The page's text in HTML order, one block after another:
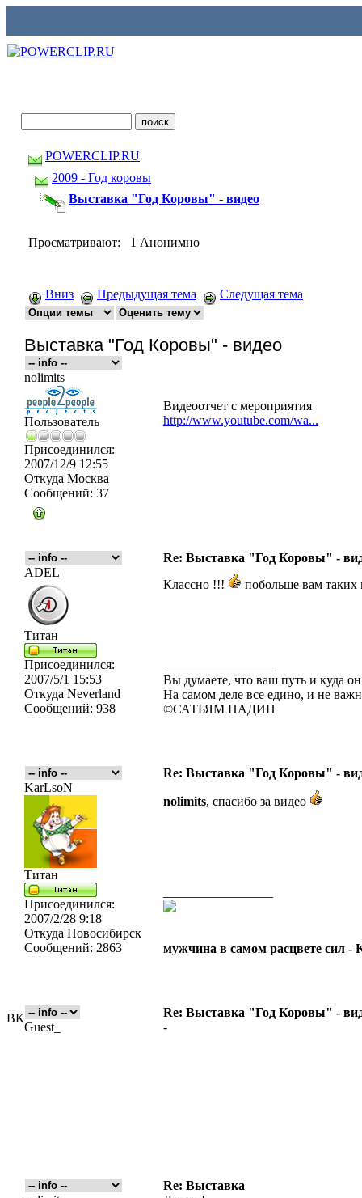
ВК
POWERCLIP.RU
2009 - Год коровы
Выставка "Год Коровы" - видео
Просматривают: 1 Анонимно
Вниз Предыдущая тема Следущая тема
Выставка "Год Коровы" - видео
nolimits
Пользователь
Присоединился:
2007/12/9 12:55
Откуда Москва
Сообщений: 37
Видеоотчет с мероприятия
http://www.youtube.com/wa...
Re: Выставка "Год Коровы" -
ADEL
Титан
Присоединился:
2007/5/1 15:53
Откуда Neverland
Сообщений: 938
Классно !!! побольше вам
Вы думаете, что ваш путь и куда
На самом деле все едино, и не
©САТЬЯМ НАДИН
Re: Выставка "Год Коровы" -
KarLsoN
Титан
Присоединился:
2007/2/28 9:18
Откуда Новосибирск
Сообщений: 2863
nolimits, спасибо за видео
мужчина в самом расцвете сил -
Re: Выставка "Год Коровы" -
Guest_
-
Re: Выставка